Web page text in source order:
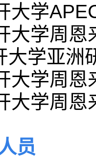
大学
大学周恩
学亚洲
大学周恩
大学周恩
员